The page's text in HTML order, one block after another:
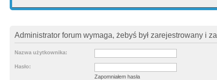
Administrator forum wymaga, żebyś był zarejestrowany i
Nazwa użytkownika:
Hasło:
Zapomniałem hasła